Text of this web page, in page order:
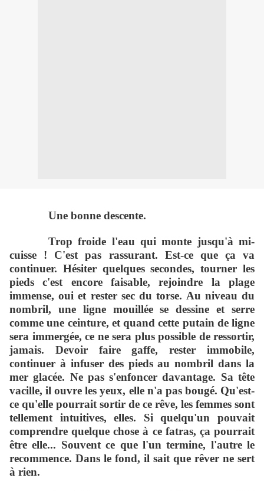
Une bonne descente.
Trop froide l'eau qui monte jusqu'à mi-
cuisse ! C'est pas rassurant. Est-ce que ça va
continuer. Hésiter quelques secondes, tourner les
pieds c'est encore faisable, rejoindre la plage
immense, oui et rester sec du torse. Au niveau du
nombril, une ligne mouillée se dessine et serre
comme une ceinture, et quand cette putain de ligne
sera immergée, ce ne sera plus possible de ressortir,
jamais. Devoir faire gaffe, rester immobile,
continuer à infuser des pieds au nombril dans la
mer glacée. Ne pas s'enfoncer davantage. Sa tête
vacille, il ouvre les yeux, elle n'a pas bougé. Qu'est-
ce qu'elle pourrait sortir de ce rêve, les femmes sont
tellement intuitives, elles. Si quelqu'un pouvait
comprendre quelque chose à ce fatras, ça pourrait
être elle... Souvent ce que l'un termine, l'autre le
recommence. Dans le fond, il sait que rêver ne sert
à rien.